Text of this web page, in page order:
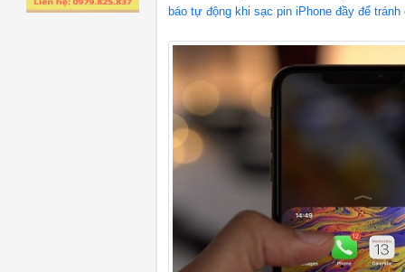
báo tự động khi sạc pin iPhone đầy để tránh